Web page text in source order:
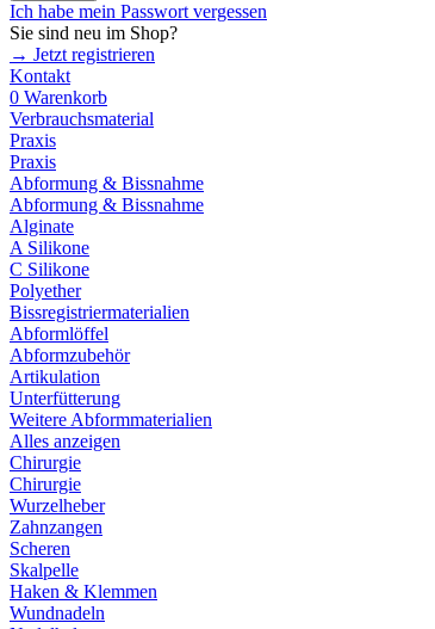
Ich habe mein Passwort vergessen
Sie sind neu im Shop?
→ Jetzt registrieren
Kontakt
0 Warenkorb
Verbrauchsmaterial
Praxis
Praxis
Abformung & Bissnahme
Abformung & Bissnahme
Alginate
A Silikone
C Silikone
Polyether
Bissregistriermaterialien
Abformlöffel
Abformzubehör
Artikulation
Unterfütterung
Weitere Abformmaterialien
Alles anzeigen
Chirurgie
Chirurgie
Wurzelheber
Zahnzangen
Scheren
Skalpelle
Haken & Klemmen
Wundnadeln